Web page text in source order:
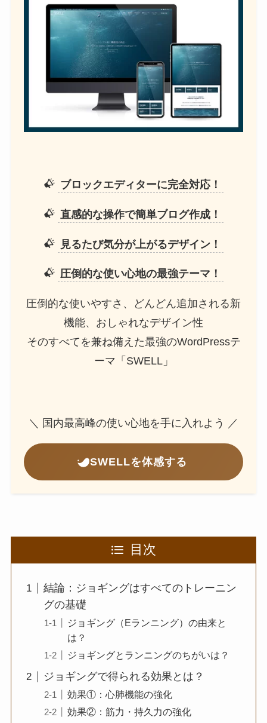
ブロックエディターに完全対応！
直感的な操作で簡単ブログ作成！
見るたび気分が上がるデザイン！
圧倒的な使い心地の最強テーマ！
圧倒的な使いやすさ、どんどん追加される新
機能、おしゃれなデザイン性
そのすべてを兼ね備えた最強のWordPressテ
ーマ「SWELL」
＼ 国内最高峰の使い心地を手に入れよう ／
SWELLを体感する
目次
結論：ジョギングはすべてのトレーニン
グの基礎
ジョギング（Eランニング）の由来と
は？
ジョギングとランニングのちがいは？
ジョギングで得られる効果とは？
効果①：心肺機能の強化
効果②：筋力・持久力の強化